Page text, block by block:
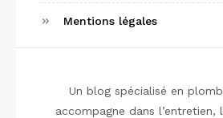
Mentions légales
Un blog spécialisé en
accompagne dans